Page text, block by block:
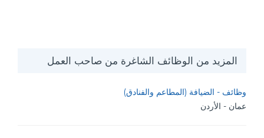
المزيد من الوظائف الشاغرة من صاحب العمل
وظائف - الضيافة (المطاعم والفنادق)
عمان - الأردن